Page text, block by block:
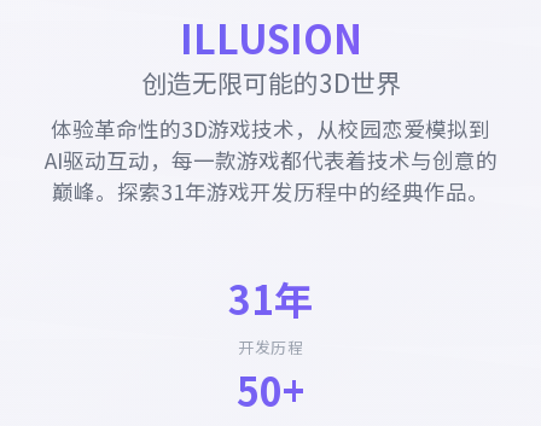
ILLUSION
创造无限可能的3D世界
体验革命性的3D游戏技术，从校园恋爱模拟到
AI驱动互动，每一款游戏都代表着技术与创意的
巅峰。探索31年游戏开发历程中的经典作品。
31年
开发历程
50+